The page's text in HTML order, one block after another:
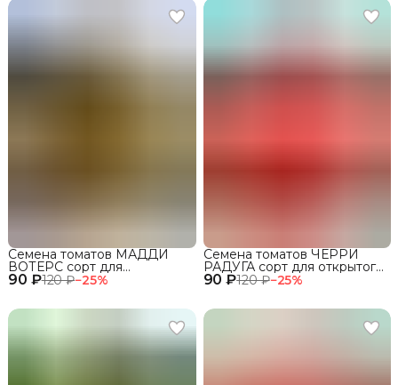
90 ₽120 ₽−25%
Семена томатов МАДДИ
ВОТЕРС сорт для
открытого грунта и теплиц 90 ₽120 ₽−25%
Семена томатов ЧЕРРИ
РАДУГА сорт для открытого
грунта и теплиц